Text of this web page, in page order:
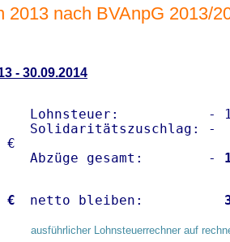
nach BVAnpG 2013/
- 30.09.2014
Lohnsteuer:           -
Solidaritätszuschlag: -
Abzüge gesamt:        -
€ netto bleiben:
ausführlicher Lohnsteuerrechner auf